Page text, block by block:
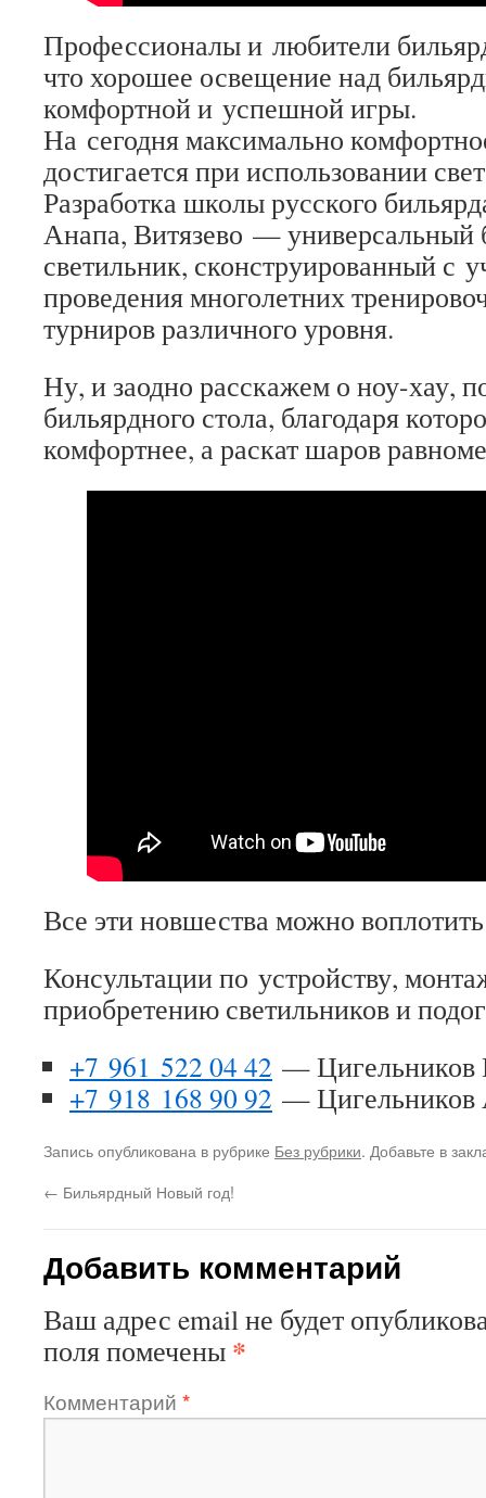
Профессионалы и любители
что хорошее освещение над
комфортной и успешной игры.
На сегодня максимально
достигается при использовании
Разработка школы русского
Анапа, Витязево — универсальный
светильник, сконструированный с
проведения многолетних
турниров различного уровня.
Ну, и заодно расскажем о ноу-хау,
бильярдного стола, благодаря
комфортнее, а раскат шаров
Все эти новшества можно
Консультации по устройству,
приобретению светильников и
+7 961 522 04 42 — Цигельников
+7 918 168 90 92 — Цигельников
Запись опубликована в рубрике Без рубрики. Добавьте в
← Бильярдный Новый год!
Добавить комментарий
Ваш адрес email не будет
поля помечены *
Комментарий *